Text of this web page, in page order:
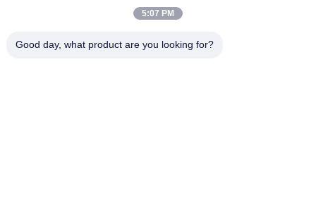
Abonnez-vous à notre newsletter pour des réductions et plus
5:07 PM
Good day, what product are you looking for?